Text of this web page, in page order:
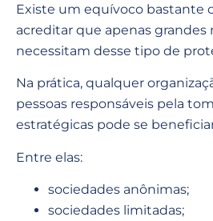
Existe um equívoco bastante
acreditar que apenas
necessitam desse tipo de
Na prática, qualquer
pessoas responsáveis pela
estratégicas pode se
Entre elas:
sociedades anônimas;
sociedades limitadas;